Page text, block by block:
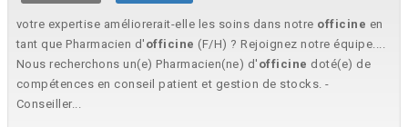
votre expertise améliorerait-elle les soins dans notre officine en
tant que Pharmacien d' officine (F/H) ? Rejoignez notre équipe....
Nous recherchons un(e) Pharmacien(ne) d' officine doté(e) de
compétences en conseil patient et gestion de stocks. -
Conseiller...